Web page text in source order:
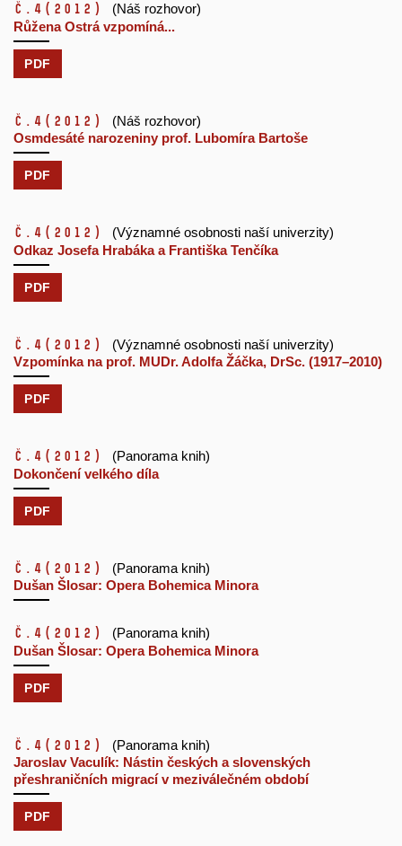
č.4 (2012)
(Náš rozhovor)
Růžena Ostrá vzpomíná...
PDF
č.4 (2012)
(Náš rozhovor)
Osmdesáté narozeniny prof. Lubomíra Bartoše
PDF
č.4 (2012)
(Významné osobnosti naší univerzity)
Odkaz Josefa Hrabáka a Františka Tenčíka
PDF
č.4 (2012)
(Významné osobnosti naší univerzity)
Vzpomínka na prof. MUDr. Adolfa Žáčka, DrSc. (1917–2010)
PDF
č.4 (2012)
(Panorama knih)
Dokončení velkého díla
PDF
č.4 (2012)
(Panorama knih)
Dušan Šlosar: Opera Bohemica Minora
č.4 (2012)
(Panorama knih)
Dušan Šlosar: Opera Bohemica Minora
PDF
č.4 (2012)
(Panorama knih)
Jaroslav Vaculík: Nástin českých a slovenských
přeshraničních migrací v meziválečném období
PDF